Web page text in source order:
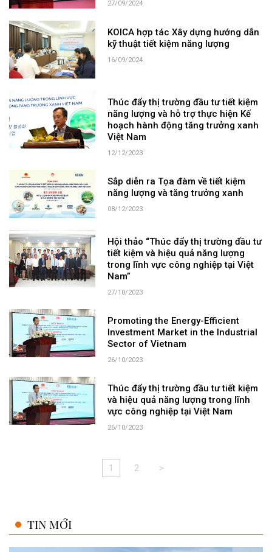
27/09/2024
KOICA hợp tác Xây dựng hướng dẫn
kỹ thuật tiết kiệm năng lượng
16/09/2024
Thúc đẩy thị trường đầu tư tiết kiệm
năng lượng và hỗ trợ thực hiện Kế
hoạch hành động tăng trưởng xanh
Việt Nam
12/12/2023
Sắp diễn ra Tọa đàm về tiết kiệm
năng lượng và tăng trưởng xanh
08/12/2023
Hội thảo “Thúc đẩy thị trường đầu tư
tiết kiệm và hiệu quả năng lượng
trong lĩnh vực công nghiệp tại Việt
Nam”
27/10/2023
Promoting the Energy-Efficient
Investment Market in the Industrial
Sector of Vietnam
26/10/2023
Thúc đẩy thị trường đầu tư tiết kiệm
và hiệu quả năng lượng trong lĩnh
vực công nghiệp tại Việt Nam
26/10/2023
1 2 >
TIN MỚI